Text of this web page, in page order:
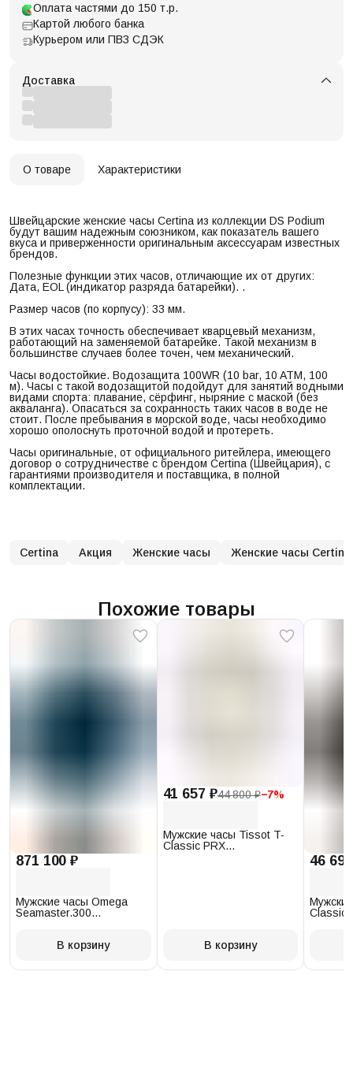
Оплата частями до 150 т.р.
Картой любого банка
Курьером или ПВЗ СДЭК
Доставка
О товаре Характеристики
Швейцарские женские часы Certina из коллекции DS Podium
будут вашим надежным союзником, как показатель вашего
вкуса и приверженности оригинальным аксессуарам известных
брендов.
Полезные функции этих часов, отличающие их от других:
Дата, EOL (индикатор разряда батарейки). .
Размер часов (по корпусу): 33 мм.
В этих часах точность обеспечивает кварцевый механизм,
работающий на заменяемой батарейке. Такой механизм в
большинстве случаев более точен, чем механический.
Часы водостойкие. Водозащита 100WR (10 bar, 10 ATM, 100
м). Часы с такой водозащитой подойдут для занятий водными
видами спорта: плавание, сёрфинг, ныряние с маской (без
акваланга). Опасаться за сохранность таких часов в воде не
стоит. После пребывания в морской воде, часы необходимо
хорошо ополоснуть проточной водой и протереть.
Часы оригинальные, от официального ритейлера, имеющего
договор о сотрудничестве с брендом Certina (Швейцария), с
гарантиями производителя и поставщика, в полной
комплектации.
Certina Акция Женские часы Женские часы Certina
Похожие товары
871 100 ₽
Мужские часы Omega
Seamaster.300
В корзину
41 657 ₽44 800 ₽−7%
Мужские часы Tissot T-
Classic PRX
В корзину
46
Classic